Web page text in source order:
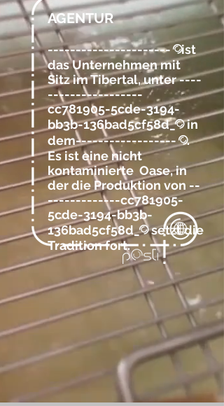
AGENTUR
---------------------- @ist
das Unternehmen mit
Sitz im Tibertal, unter ----
-----------------
cc781905-5cde-3194-
bb3b-136bad5cf58d_@in
dem------------------ @.
Es ist eine nicht
kontaminierte Oase, in
der die Produktion von --
-------------cc781905-
5cde-3194-bb3b-
136bad5cf58d_@setzt die
Tradition fort.